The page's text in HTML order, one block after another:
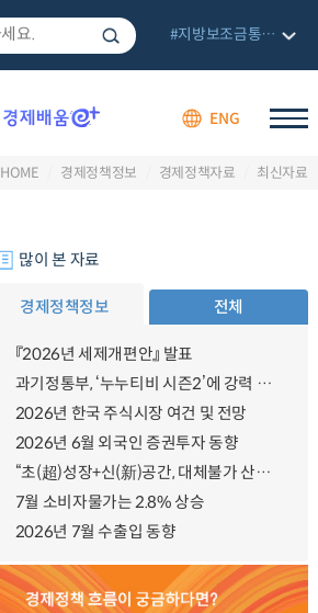
ENG
#지방보조금통합관리망
HOME 경제정책정보 경제정책자료 최신자료
많이 본 자료
경제정책정보 전체
『2026년 세제개편안』 발표
과기정통부, ‘누누티비 시즌2’에 강력 대응 의지 밝혀
2026년 한국 주식시장 여건 및 전망
2026년 6월 외국인 증권투자 동향
“초(超)성장+신(新)공간, 대체불가 산업강국”
7월 소비자물가는 2.8% 상승
2026년 7월 수출입 동향